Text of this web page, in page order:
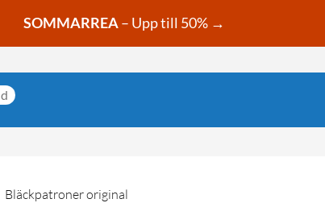
SOMMARREA– Upp till 50% →
Bläckpatroner original